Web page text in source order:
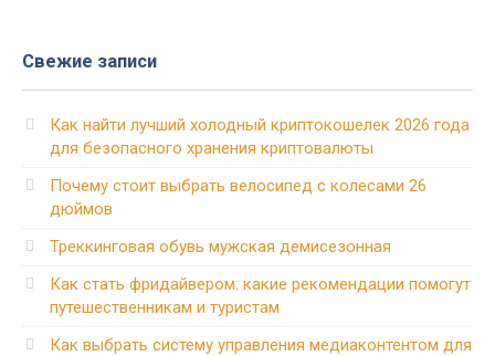
Свежие записи
Как найти лучший холодный криптокошелек 2026 года
для безопасного хранения криптовалюты
Почему стоит выбрать велосипед с колесами 26
дюймов
Треккинговая обувь мужская демисезонная
Как стать фридайвером: какие рекомендации помогут
путешественникам и туристам
Как выбрать систему управления медиаконтентом для